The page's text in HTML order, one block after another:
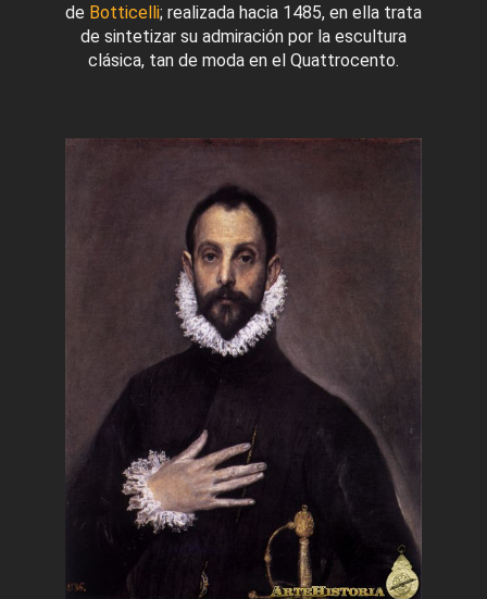
de Botticelli; realizada hacia 1485, en ella trata
de sintetizar su admiración por la escultura
clásica, tan de moda en el Quattrocento.